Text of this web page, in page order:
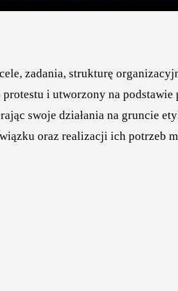
zadania, strukturę
i utworzony na
swoje działania na gruncie
oraz realizacji ich potrzeb